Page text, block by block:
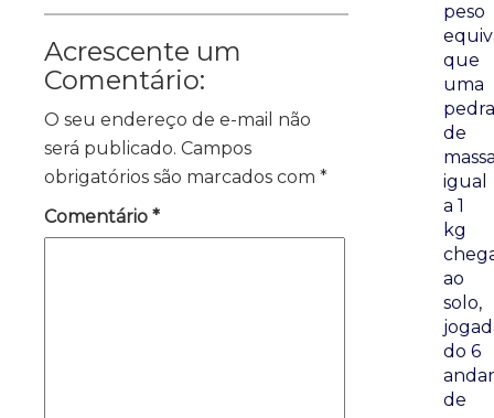
Acrescente um
Comentário:
O seu endereço de e-mail não
será publicado. Campos
obrigatórios são marcados com *
Comentário *
peso
que
uma
pedra
de
igual
a 1
kg
ao
solo,
do 6
andar
de